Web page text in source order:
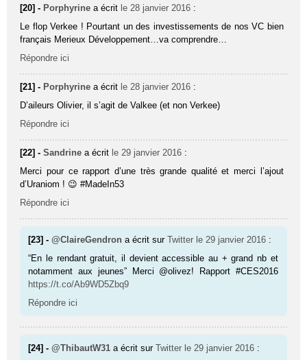
[20] - Porphyrine a écrit le 28 janvier 2016 :
Le flop Verkee ! Pourtant un des investissements de nos VC bien
français Merieux Développement…va comprendre…
Répondre ici
[21] - Porphyrine a écrit le 28 janvier 2016 :
D’aileurs Olivier, il s’agit de Valkee (et non Verkee)
Répondre ici
[22] -Sandrine a écrit le 29 janvier 2016 :
Merci pour ce rapport d’une très grande qualité et merci l’ajout
d’Uraniom ! 😉 #MadeIn53
Répondre ici
[23] -@ClaireGendron a écrit surTwitter le 29 janvier 2016 :
“En le rendant gratuit, il devient accessible au + grand nb et
notamment aux jeunes” Merci @olivez! Rapport #CES2016
https://t.co/Ab9WD5Zbq9
Répondre ici
[24] -@ThibautW31 a écrit surTwitter le 29 janvier 2016 :